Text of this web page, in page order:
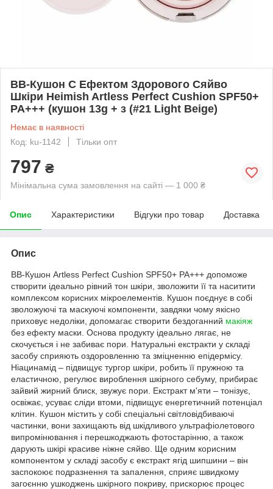
BB-Кушон C Ефектом Здорового Сяйво
Шкіри Heimish Artless Perfect Cushion SPF50+
PA+++ (кушон 13g + з (#21 Light Beige)
Немає в наявності
Код: ku-1142
Тільки опт
797 ₴
Мінімальна сума замовлення на сайті — 1 000 ₴
Опис Характеристики Відгуки про товар Доставка
Опис
BB-Кушон Artless Perfect Cushion SPF50+ PA+++ допоможе
створити ідеально рівний тон шкіри, зволожити її та наситити
комплексом корисних мікроелементів. Кушон поєднує в собі
зволожуючі та маскуючі компоненти, завдяки чому якісно
приховує недоліки, допомагає створити бездоганний макіяж
без ефекту маски. Основа продукту ідеально лягає, не
скочується і не забиває пори. Натуральні екстракти у складі
засобу сприяють оздоровленню та зміцненню епідермісу.
Ніацинамід – підвищує тургор шкіри, робить її пружною та
еластичною, регулює вироблення шкірного себуму, прибирає
зайвий жирний блиск, звужує пори. Екстракт м'яти – тонізує,
освіжає, усуває сліди втоми, підвищує енергетичний потенціал
клітин. Кушон містить у собі спеціальні світловідбиваючі
частинки, вони захищають від шкідливого ультрафіолетового
випромінювання і перешкоджають фотостарінню, а також
дарують шкірі красиве ніжне сяйво. Ще одним корисним
компонентом у складі засобу є екстракт ягід шипшини – він
заспокоює подразнення та запалення, сприяє швидкому
загоєнню ушкоджень шкірного покриву, прискорює процес